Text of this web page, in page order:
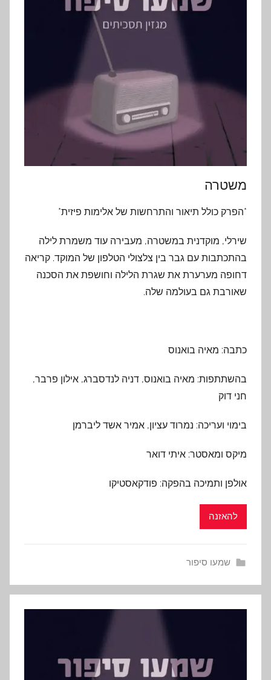
משטרה
*הפרק כולל תיאור והתרחשות של אלימות פיזית*
שירלי, מוקדנית במשטרה, מעבירה עוד משמרת לילה
בהתכתבות עם גבר בין צלצולי הטלפון של המוקד. קריאה
דחופה מערערת את שגרת הלילה וחושפת את הסכנה
שאורבת גם בעולמה שלה.
כתבה: מאיה בואנוס
בהשתתפות: מאיה בואנוס, דניה לנדסברג, אילון פרבר,
חני דוק
בימוי ועריכה: נמרוד עציון, אמיר אשד ליברמן
מיקס ומאסטר: איתי דואר
אולפן ותמיכה בהפקה: פודקאסטיקו
להאזנה
שמעו סיפור